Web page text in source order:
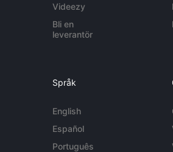
Videezy
Bli en
leverantör
Språk
English
Español
Português